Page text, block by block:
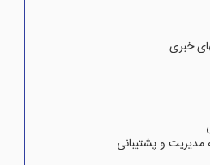
خبری
و پشتیبانی